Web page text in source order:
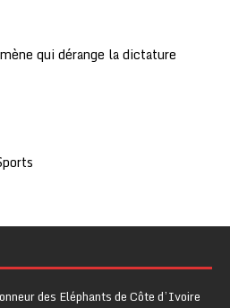
qui dérange la dictature
des Eléphants de Côte d’Ivoire